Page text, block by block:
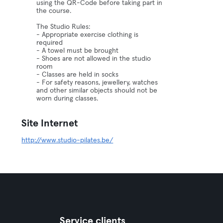
using the QR-Code before taking part in
the course.
The Studio Rules:
- Appropriate exercise clothing is
required
- A towel must be brought
- Shoes are not allowed in the studio
room
- Classes are held in socks
- For safety reasons, jewellery, watches
and other similar objects should not be
worn during classes.
Site Internet
http://www.studio-pilates.be/
Service clients